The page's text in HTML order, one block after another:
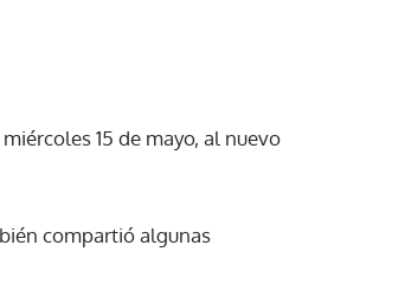
15 de mayo, al nuevo
compartió algunas